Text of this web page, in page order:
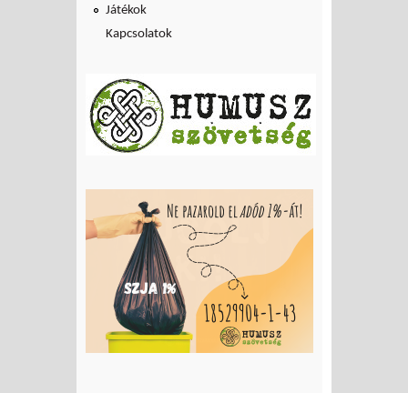
Játékok
Kapcsolatok